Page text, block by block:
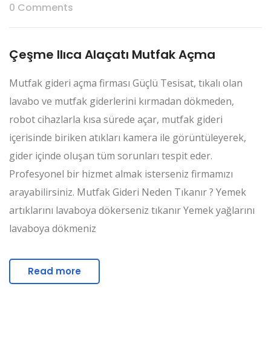
0 Comments
Çeşme Ilıca Alaçatı Mutfak Açma
Mutfak gideri açma firması Güçlü Tesisat, tıkalı olan
lavabo ve mutfak giderlerini kırmadan dökmeden,
robot cihazlarla kısa sürede açar, mutfak gideri
içerisinde biriken atıkları kamera ile görüntüleyerek,
gider içinde oluşan tüm sorunları tespit eder.
Profesyonel bir hizmet almak isterseniz firmamızı
arayabilirsiniz. Mutfak Gideri Neden Tıkanır ? Yemek
artıklarını lavaboya dökerseniz tıkanır Yemek yağlarını
lavaboya dökmeniz
Read more